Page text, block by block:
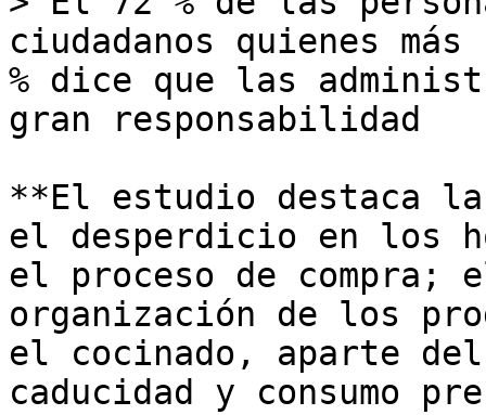
ciudadanos quienes
% dice que las
gran responsabilidad
**El estudio destaca
el desperdicio en los
el proceso de compra;
organización de los
el cocinado, aparte
caducidad y consumo